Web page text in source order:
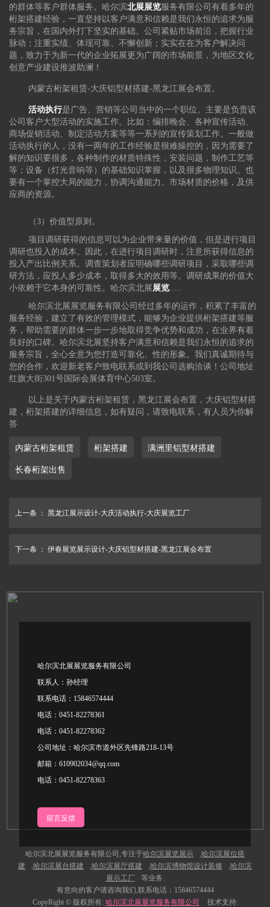
的群体等客户群体服务。哈尔滨北展展览 服务有限公司有着多年的
桁架搭建经验，一直坚持以客户满意和信赖是我们永恒的追求为服
务宗旨，在国内外打下坚实的基础。公司紧贴市场前沿，把握行业
脉动；注重实绩、体现可靠、不懈创新；实实在在为客户解决问
题，致力于为新一代的企业拓展更为广阔的市场前景，为地区文化
创意产业建设推波助澜！
内蒙古桁架租赁-大庆铝型材搭建-黑龙江展会布置。
活动执行是广告、营销等公司当中的一个职位。主要是负责该
公司客户大型活动的实施工作。比如：编排晚会、各种宣传活动、
商场促销活动、制定活动方案等等一系列的宣传策划工作。一般做
活动执行的人，没有一两年的工作经验是很难操控的，因为需要了
解的知识要很多，各种制作的材质特殊性，安装问题，制作工艺等
等；设备（灯光音响等）的基础知识掌握，以及很多物理知识。也
要有一个掌控大局的能力，协调沟通能力。市场材质的价格，及供
应商的资源。
（3）价值型原则。
项目调研获得的信息可以为企业带来量的价值，但是进行项目
调研也投入的成本。因此，在进行项目调研时，注意所获得信息的
投入产出比例关系。调查策划者应明确哪些调研项目，采取哪些调
研方法，应投人多少成本，取得多大的效用等。调研成果的价值大
小依赖于它本身的可靠性。哈尔滨北展 展览
哈尔滨北展展览服务有限公司经过多年的运作，积累了丰富的
服务经验，建立了有效的管理模式，能够为企业提供桁架搭建等服
务，帮助需要的群体一步一步地取得竞争优势和成功，在业界有着
良好的口碑。哈尔滨北展坚持客户满意和信赖是我们永恒的追求的
服务宗旨，全心全意为您打造可靠化、性的形象。我们真诚期待与
您的合作，欢迎新老客户致电联系或到我公司选购洽谈！公司地址
红旗大街301号国际会展体育中心503室。
以上是关于内蒙古桁架租赁，黑龙江展会布置，大庆铝型材搭
建，桁架搭建的详细信息，如有疑问，请致电联系，有人员为你解
答
内蒙古桁架租赁 桁架搭建
满洲里铝型材搭建
长春桁架出售
上一条 ： 黑龙江展示设计-大庆活动执行-大庆展览工厂
下一条 ： 伊春展览展示设计-大庆铝型材搭建-黑龙江展会布置
哈尔滨北展展览服务有限公司
联系人：孙经理
联系电话：15846574444
电话：0451-82278361
电话：0451-82278362
公司地址：哈尔滨市道外区先锋路218-13号
邮箱：610902034@qq.com
电话：0451-82278363
留言反馈
哈尔滨北展展览服务有限公司,专注于哈尔滨展览展示 ,哈尔滨展位搭
建
,哈尔滨展台搭建 ,哈尔滨展厅搭建 ,哈尔滨博物馆设计装修 ,哈尔滨
展示工厂
等业务.
有意向的客户请咨询我们,联系电话：15846574444
CopyRight © 版权所有: 哈尔滨北展展览服务有限公司 技术支持: